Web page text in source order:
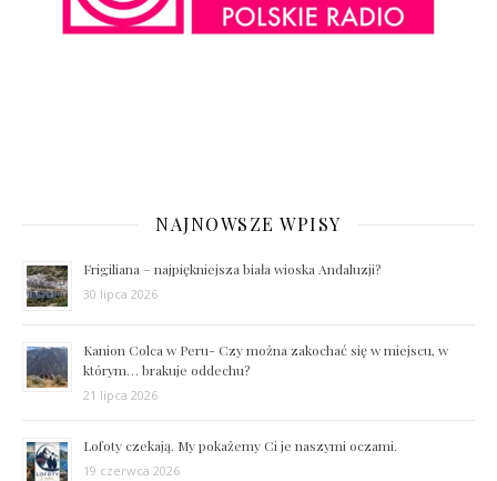
NAJNOWSZE WPISY
Frigiliana – najpiękniejsza biała wioska Andaluzji?
30 lipca 2026
Kanion Colca w Peru- Czy można zakochać się w miejscu, w
którym… brakuje oddechu?
21 lipca 2026
Lofoty czekają. My pokażemy Ci je naszymi oczami.
19 czerwca 2026